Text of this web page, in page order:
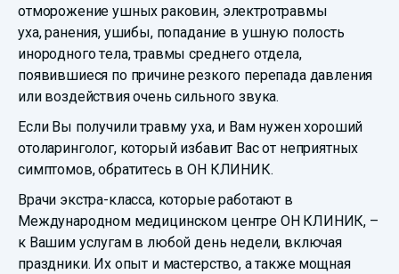
отморожение ушных раковин, электротравмы
уха, ранения, ушибы, попадание в ушную полость
инородного тела, травмы среднего отдела,
появившиеся по причине резкого перепада давления
или воздействия очень сильного звука.
Если Вы получили травму уха, и Вам нужен хороший
отоларинголог, который избавит Вас от неприятных
симптомов, обратитесь в ОН КЛИНИК.
Врачи экстра-класса, которые работают в
Международном медицинском центре ОН КЛИНИК, –
к Вашим услугам в любой день недели, включая
праздники. Их опыт и мастерство, а также мощная